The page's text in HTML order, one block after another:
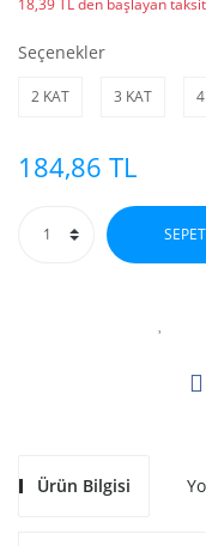
18,39 TL den başlayan
Seçenekler
2 KAT 3 KAT
184,86 TL
Ürün Bilgisi